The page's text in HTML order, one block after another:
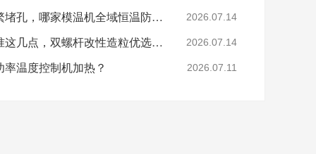
色母、玻纤造粒模头频繁堵孔，哪家模温机全域恒温防积碳？ 2026.07.14
分辨模温机厂家好坏认准这几点，双螺杆改性造粒优选珞石机械 2026.07.14
温度控制机加热？ 2026.07.11